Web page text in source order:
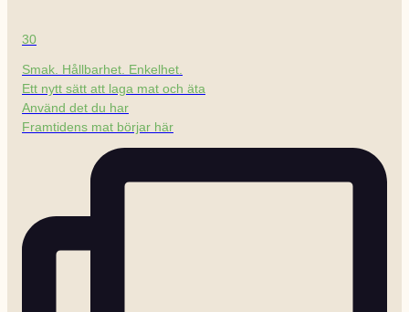
30
Smak. Hållbarhet. Enkelhet.
Ett nytt sätt att laga mat och äta
Använd det du har
Framtidens mat börjar här